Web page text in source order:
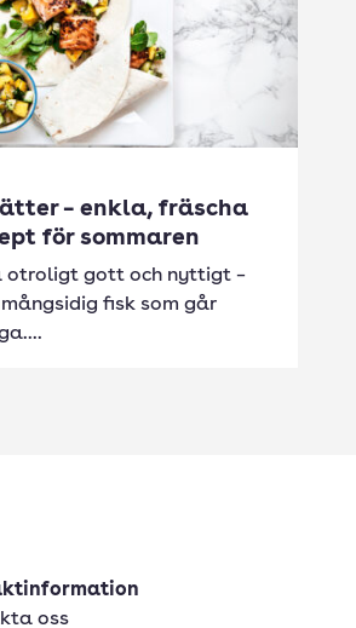
– enkla, fräscha
för sommaren
otroligt gott och nyttigt –
fisk som går
oss